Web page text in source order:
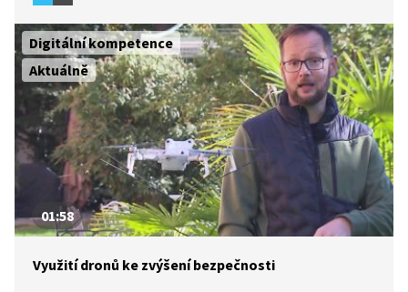
musí dominovat kritické myšlení.
Digitální kompetence
Aktuálně
01:58
Využití dronů ke zvýšení bezpečnosti